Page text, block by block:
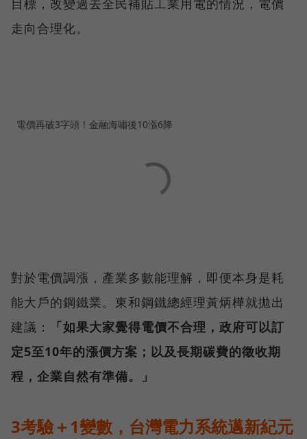
目標，改變過去全民補貼工業用電的情況，電價
走向合理化。
電價再破3字頭！金融海嘯後10漲6降
對於電價調漲，產業多數能理解，即便本身是耗
能大戶的鋼鐵業。東和鋼鐵總經理黃炳樺就拋出
建議：
「如果大家覺得電價不合理，政府可以訂
定5至10年的漲價方案；以及長期碳費的徵收期
程，企業自然有準備。」
3考驗＋1變數，台灣電力系統邁新紀元